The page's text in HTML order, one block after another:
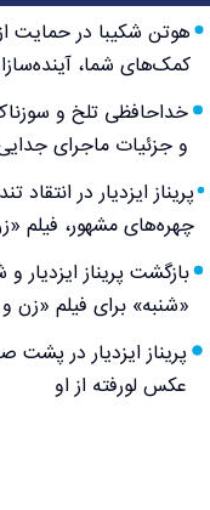
هوتن شکیبا در حمایت
کمک‌های شما،
خداحافظی تلخ و
و جزئیات ماجرای
پریناز ایزدیار در
چهره‌های مشهور، فیلم
بازگشت پریناز
«شنبه» برای فیلم «زن
پریناز ایزدیار در
عکس لورفته از او